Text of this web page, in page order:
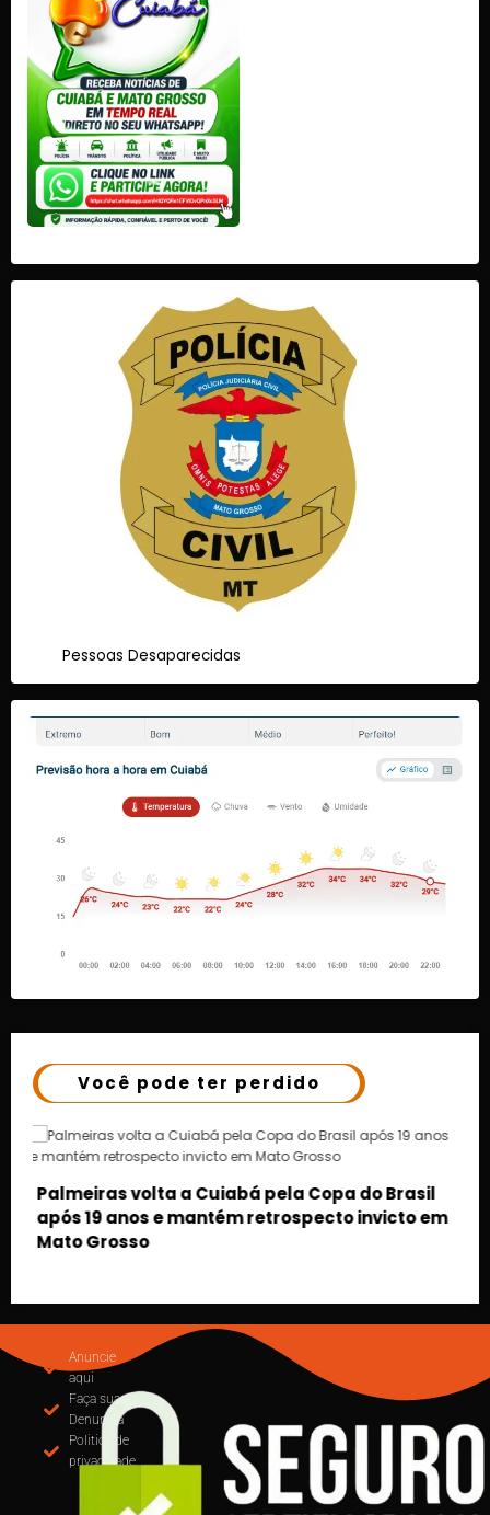
Pessoas Desaparecidas
Você pode ter perdido
MUDANÇA NA EMISSÃO DE NOTAS: CUIABÁ
OBRIGA USO DO EMISSOR NACIONAL DE NFS-e A
PARTIR DE SETEMBRO